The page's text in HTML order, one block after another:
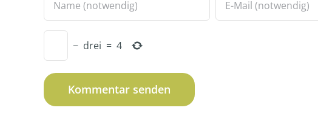
− drei = 4